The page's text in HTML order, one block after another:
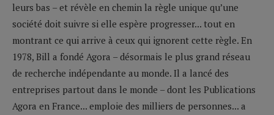
leurs bas – et révèle en chemin la règle unique qu’une
société doit suivre si elle espère progresser... tout en
montrant ce qui arrive à ceux qui ignorent cette règle. En
1978, Bill a fondé Agora – désormais le plus grand réseau
de recherche indépendante au monde. Il a lancé des
entreprises partout dans le monde – dont les Publications
Agora en France... emploie des milliers de personnes... a